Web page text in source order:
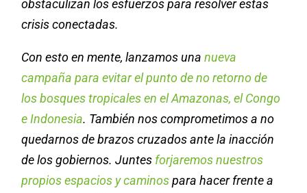
obstaculizan los esfuerzos para resolver estas
crisis conectadas.
Con esto en mente, lanzamos una nueva
campaña para evitar el punto de no retorno de
los bosques tropicales en el Amazonas, el Congo
e Indonesia. También nos comprometimos a no
quedarnos de brazos cruzados ante la inacción
de los gobiernos. Juntes forjaremos nuestros
propios espacios y caminospara hacer frente a